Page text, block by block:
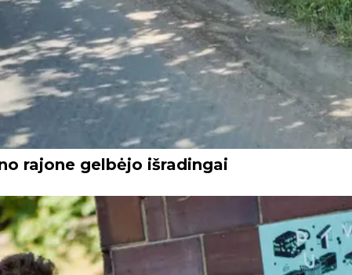
rajone gelbėjo išradingai